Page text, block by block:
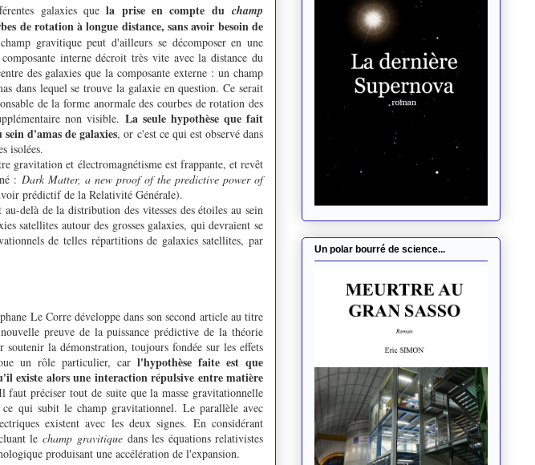
galaxies quela prise en compte duchamp
de rotation à longue distance, sans avoir besoin de
gravitique peut d'ailleurs se décomposer en une
interne décroit très vite avec la distance du
des galaxies que la composante externe : un champ
dans lequel se trouve la galaxie en question. Ce serait
de la forme anormale des courbes de rotation des
non visible. La seule hypothèse que fait
d'amas de galaxies, or c'est ce qui est observé dans
isolées.
gravitation et électromagnétisme est frappante, et revêt
: Dark Matter, a new proof of the predictive power of
prédictif de la Relativité Générale).
au-delà de la distribution des vitesses des étoiles au sein
satellites autour des grosses galaxies, qui devraient se
de telles répartitions de galaxies satellites, par
Le Corre développe dans son second article au titre
preuve de la puissance prédictive de la théorie
la démonstration, toujours fondée sur les effets
un rôle particulier, car l'hypothèse faite est que
existe alors une interaction répulsive entre matière
préciser tout de suite que la masse gravitationnelle
qui subit le champ gravitationnel. Le parallèle avec
existent avec les deux signes. En considérant
lechamp gravitiquedans les équations relativistes
produisant une accélération de l'expansion.
Un polar bourré de science...